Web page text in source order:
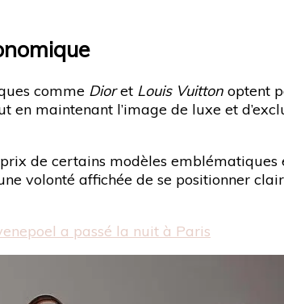
comme Dioret Louis Vuitton optent
en maintenant l’image de luxe et
de certains modèles emblématiques
volonté affichée de se positionner
a passé la nuit à Paris